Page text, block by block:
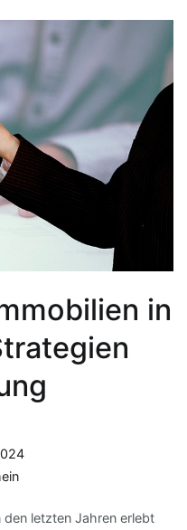
in
den letzten Jahren erlebt